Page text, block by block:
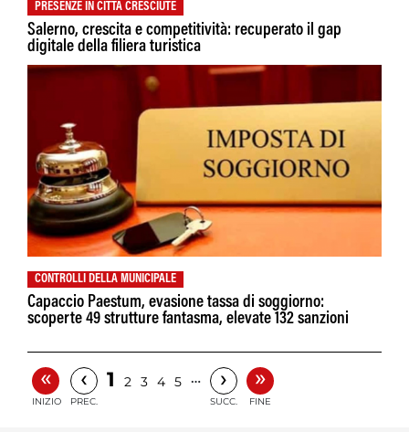
PRESENZE IN CITTÀ CRESCIUTE
Salerno, crescita e competitività: recuperato il gap
digitale della filiera turistica
CONTROLLI DELLA MUNICIPALE
Capaccio Paestum, evasione tassa di soggiorno:
scoperte 49 strutture fantasma, elevate 132 sanzioni
«
INIZIO
‹
PREC.
1 2 3 4 5 … ›
SUCC.
»
FINE